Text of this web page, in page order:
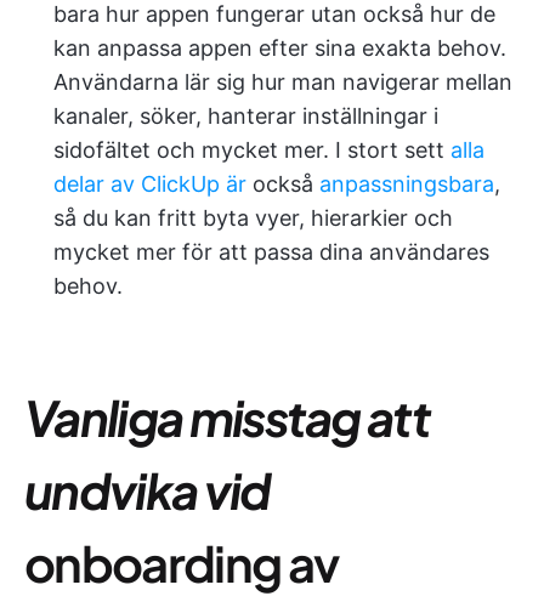
bara hur appen fungerar utan också hur de
kan anpassa appen efter sina exakta behov.
Användarna lär sig hur man navigerar mellan
kanaler, söker, hanterar inställningar i
sidofältet och mycket mer. I stort sett alla
delar av ClickUp är också anpassningsbara,
så du kan fritt byta vyer, hierarkier och
mycket mer för att passa dina användares
behov.
Vanliga misstag att
undvika vid
onboarding av